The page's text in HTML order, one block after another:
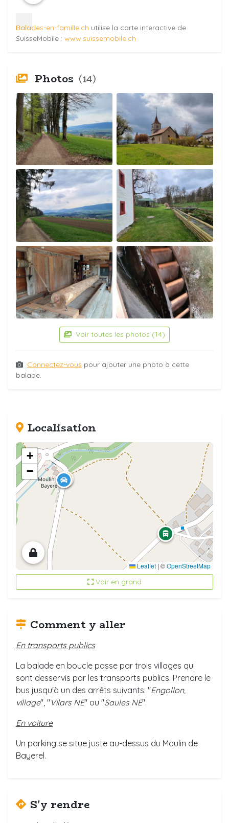
Balades-en-famille.ch utilise la carte interactive de
SuisseMobile : www.suissemobile.ch
Photos (14)
Voir toutes les photos (14)
Connectez-vous pour ajouter une photo à cette
balade.
Localisation
+
−
Leaflet | ©OpenStreetMap
Voir en grand
Comment y aller
En transports publics
La balade en boucle passe par trois villages qui
sont desservis par les transports publics. Prendre le
bus jusqu'à un des arrêts suivants: "Engollon,
village", "Vilars NE" ou "Saules NE".
En voiture
Un parking se situe juste au-dessus du Moulin de
Bayerel.
S'y rendre